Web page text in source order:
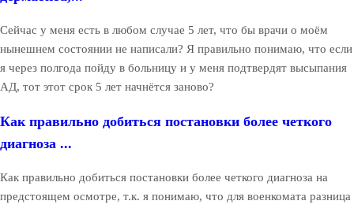
Сейчас у меня есть в любом случае 5 лет, что бы врачи о моём
нынешнем состоянии не написали? Я правильно понимаю, что если
я через полгода пойду в больницу и у меня подтвердят высыпания
АД, тот этот срок 5 лет начнётся заново?
Как правильно добиться постановки более четкого
диагноза ...
Как правильно добиться постановки более четкого диагноза на
предстоящем осмотре, т.к. я понимаю, что для военкомата разница